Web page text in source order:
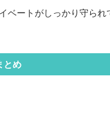
ベートがしっかり守られ
とめ